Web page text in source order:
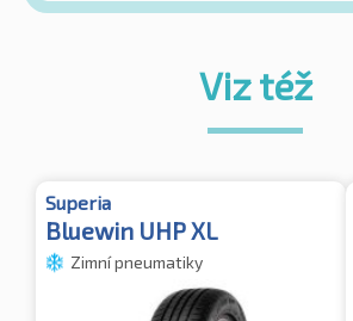
Viz též
Superia
Bluewin UHP XL
Zimní pneumatiky